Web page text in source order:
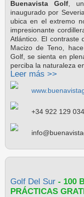
Buenavista Golf,
inaugurado por
ubica en el extremo
impresionante
Atlántico. El contraste
Macizo de Teno,
Golf, se sienta en
perciba la naturaleza
Leer más >>
+34 922 129 034
Golf Del Sur - 100
PRÁCTICAS